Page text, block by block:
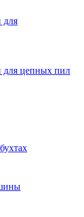
для
для цепных пил